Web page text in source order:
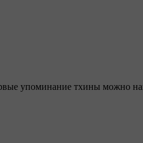
упоминание тхины можно